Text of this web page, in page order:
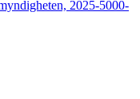
2025-5000-